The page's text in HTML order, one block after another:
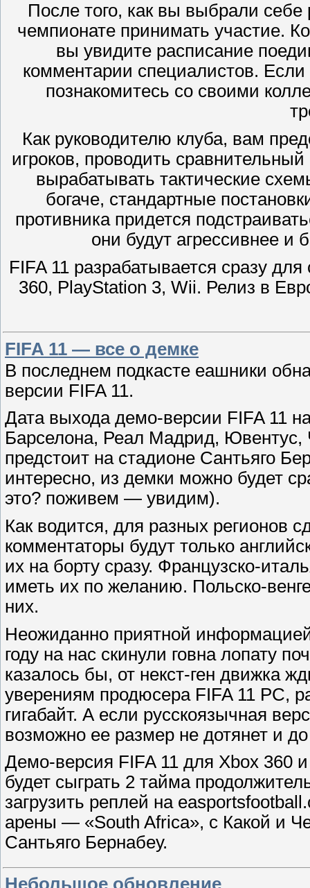
После того, как вы выбрали себе
чемпионате принимать участие.
вы увидите расписание
комментарии специалистов.
познакомитесь со своими
Как руководителю клуба, вам
игроков, проводить
вырабатывать тактические
богаче, стандартные
противника придется
они будут агрессивнее и
FIFA 11 разрабатывается сразу
360, PlayStation 3, Wii. Релиз в
FIFA 11 — все о демке
В последнем подкасте еашники
версии FIFA 11.
Дата выхода демо-версии FIFA 11
Барселона, Реал Мадрид, Ювентус,
предстоит на стадионе Сантьяго
интересно, из демки можно будет
это? поживем — увидим).
Как водится, для разных регионов
комментаторы будут только
их на борту сразу. Французско-
иметь их по желанию. Польско-
них.
Неожиданно приятной
году на нас скинули говна лопату
казалось бы, от некст-ген движка
уверениям продюсера FIFA 11 PC,
гигабайт. А если русскоязычная
возможно ее размер не дотянет и до
Демо-версия FIFA 11 для Xbox 360
будет сыграть 2 тайма
загрузить реплей на
арены — «South Africa», с Какой и
Сантьяго Бернабеу.
Небольшое обновление